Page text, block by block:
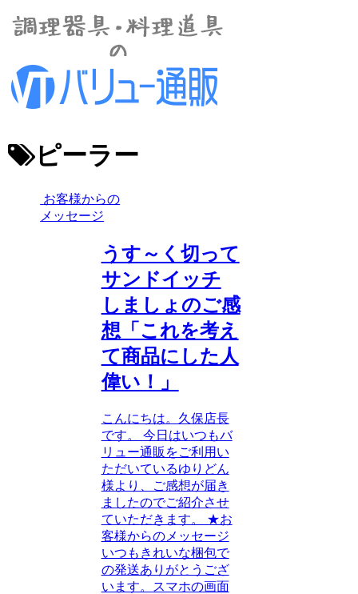
ピーラー
お客様からの
メッセージ
うす～く切って
サンドイッチ
しましょのご感
想「これを考え
て商品にした人
偉い！」
こんにちは。久保店長
です。 今日はいつもバ
リュー通販をご利用い
ただいているゆりどん
様より、ご感想が届き
ましたのでご紹介させ
ていただきます。 ★お
客様からのメッセージ
いつもきれいな梱包で
の発送ありがとうござ
います。スマホの画面